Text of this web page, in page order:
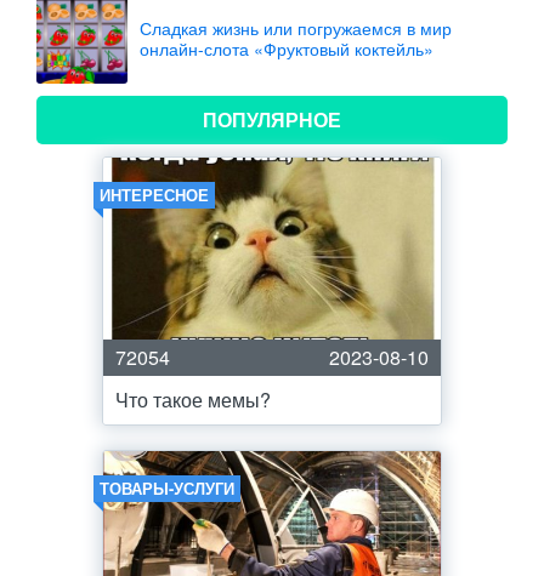
Сладкая жизнь или погружаемся в мир
онлайн-слота «Фруктовый коктейль»
ПОПУЛЯРНОЕ
ИНТЕРЕСНОЕ
72054
2023-08-10
Что такое мемы?
ТОВАРЫ-УСЛУГИ